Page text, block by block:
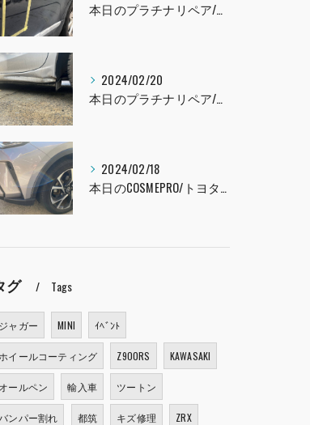
本日のプラチナリペア/レクサスLS460
2024/02/20
本日のプラチナリペア/インプレッサ
2024/02/18
本日のCOSMEPRO/トヨタ C-HR
グ Tags
ジャガー MINI ｲﾍﾞﾝﾄ
ホイールコーティング Z900RS KAWASAKI
オールペン 輸入車 ツートン
ンパー割れ 都筑 キズ修理 ZRX